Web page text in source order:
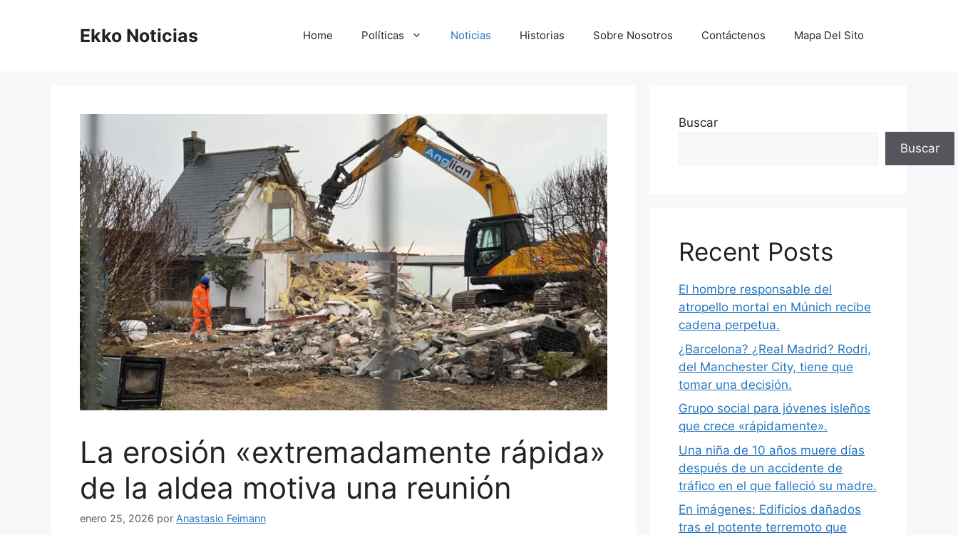
Ekko Noticias Home Políticas Noticias Historias Sobre Nosotros Contáctenos Mapa Del Sito
La erosión «extremadamente rápida»
de la aldea motiva una reunión
enero 25, 2026 por Anastasio Feimann
Buscar
Buscar
Recent Posts
El hombre responsable del
atropello mortal en Múnich recibe
cadena perpetua.
¿Barcelona? ¿Real Madrid? Rodri,
del Manchester City, tiene que
tomar una decisión.
Grupo social para jóvenes isleños
que crece «rápidamente».
Una niña de 10 años muere días
después de un accidente de
tráfico en el que falleció su madre.
En imágenes: Edificios dañados
tras el potente terremoto que